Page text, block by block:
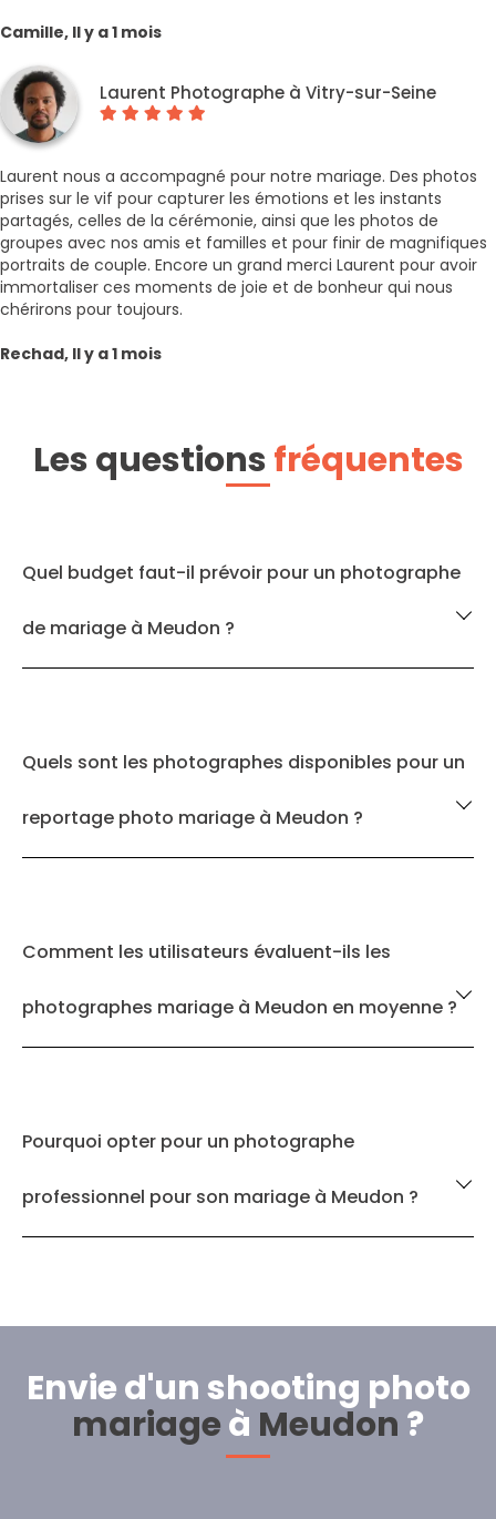
Camille, Il y a 1 mois
Laurent Photographe à Vitry-sur-Seine
Laurent nous a accompagné pour notre mariage. Des photos
prises sur le vif pour capturer les émotions et les instants
partagés, celles de la cérémonie, ainsi que les photos de
groupes avec nos amis et familles et pour finir de magnifiques
portraits de couple. Encore un grand merci Laurent pour avoir
immortaliser ces moments de joie et de bonheur qui nous
chérirons pour toujours.
Rechad, Il y a 1 mois
Les questionsfréquentes
Quel budget faut-il prévoir pour un photographe
de mariage à Meudon ?
Quels sont les photographes disponibles pour un
reportage photo mariage à Meudon ?
Comment les utilisateurs évaluent-ils les
photographes mariage à Meudon en moyenne ?
Pourquoi opter pour un photographe
professionnel pour son mariage à Meudon ?
Envie d'un shooting photo
mariageà Meudon ?